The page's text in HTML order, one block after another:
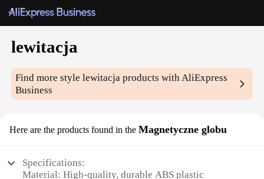
lewitacja
Find more stylelewitacja products with AliExpress
Business
Here are the products found in the Magnetyczne globu
Specifications:
Material: High-quality, durable ABS plastic